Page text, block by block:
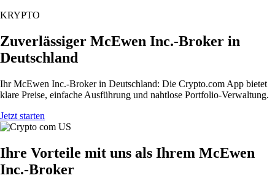
KRYPTO
Zuverlässiger McEwen Inc.-Broker in
Deutschland
Ihr McEwen Inc.-Broker in Deutschland: Die Crypto.com App bietet
klare Preise, einfache Ausführung und nahtlose Portfolio-Verwaltung.
Jetzt starten
Ihre Vorteile mit uns als Ihrem McEwen
Inc.-Broker